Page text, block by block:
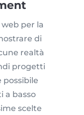
per la
di
realtà
progetti
possibile
a basso
scelte